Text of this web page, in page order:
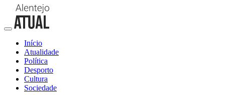
Início
Atualidade
Política
Desporto
Cultura
Sociedade